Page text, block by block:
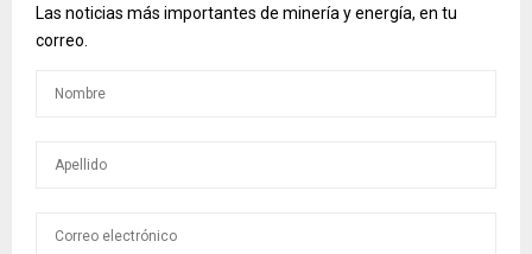
Las noticias más importantes de minería y energía, en tu
correo.